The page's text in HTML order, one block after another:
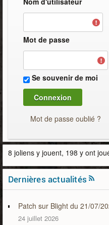
Mot de passe
Se souvenir de moi
Mot de passe oublié ?
8 joliens y jouent, 198 y ont
Dernières actualités
Patch sur Blight du 21/07/
24 juillet 2026